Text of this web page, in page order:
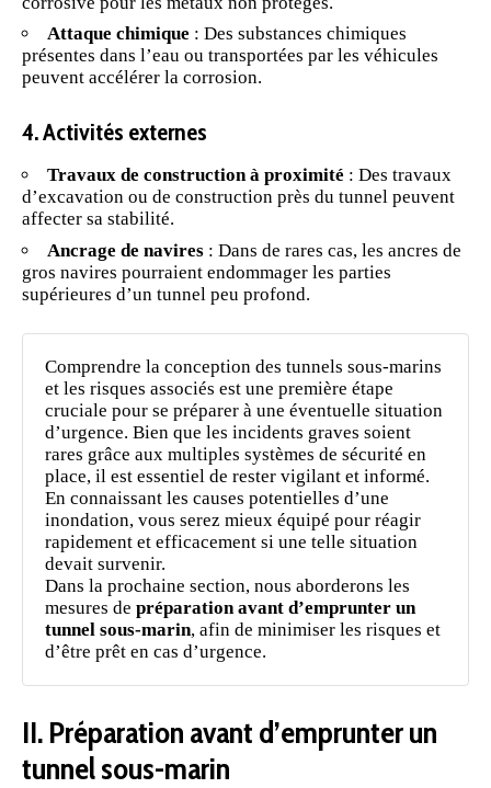
Attaque chimique : Des substances chimiques
présentes dans l’eau ou transportées par les véhicules
peuvent accélérer la corrosion.
4. Activités externes
Travaux de construction à proximité : Des travaux
d’excavation ou de construction près du tunnel peuvent
affecter sa stabilité.
Ancrage de navires : Dans de rares cas, les ancres de
gros navires pourraient endommager les parties
supérieures d’un tunnel peu profond.
Comprendre la conception des tunnels sous-marins
et les risques associés est une première étape
cruciale pour se préparer à une éventuelle situation
d’urgence. Bien que les incidents graves soient
rares grâce aux multiples systèmes de sécurité en
place, il est essentiel de rester vigilant et informé.
En connaissant les causes potentielles d’une
inondation, vous serez mieux équipé pour réagir
rapidement et efficacement si une telle situation
devait survenir.
Dans la prochaine section, nous aborderons les
mesures de préparation avant d’emprunter un
tunnel sous-marin, afin de minimiser les risques et
d’être prêt en cas d’urgence.
II. Préparation avant d’emprunter un
tunnel sous-marin